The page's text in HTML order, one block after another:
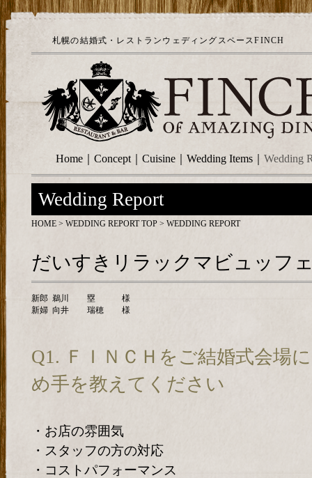
札幌の結婚式・レストランウェディングスペースFINCH
Home Concept Cuisine Wedding Items Wedding
Wedding Report
HOME > WEDDING REPORT TOP > WEDDING REPORT
だいすきリラックマビュッフ
新郎 鵜川 塁
様
新婦 向井 瑞穂 様
Q1. ＦＩＮＣＨをご結婚式会場
め手を教えてください
・お店の雰囲気
・スタッフの方の対応
・コストパフォーマンス